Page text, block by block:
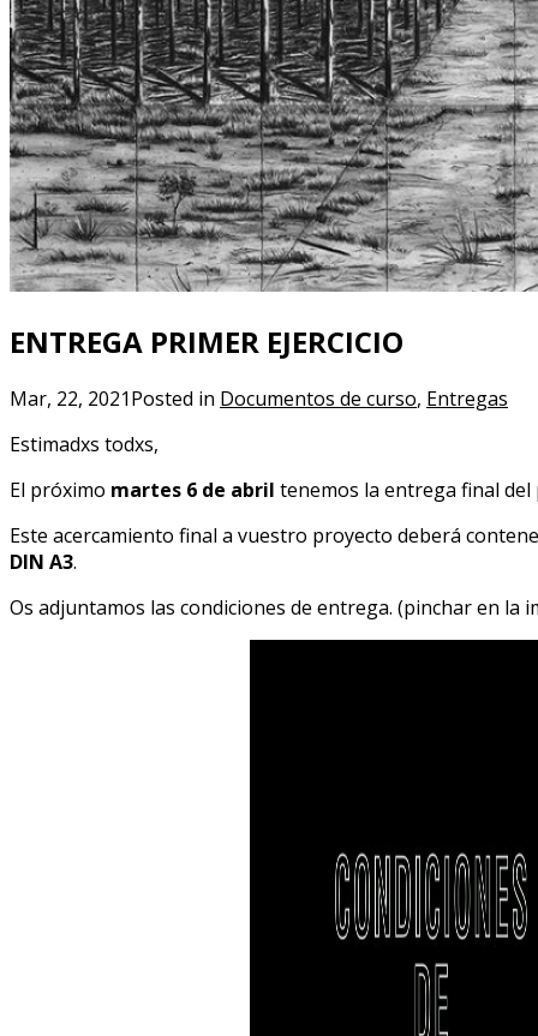
ENTREGA PRIMER EJERCICIO
Mar, 22, 2021Posted in Documentos de curso, Entregas
Estimadxs todxs,
El próximo martes 6 de abril tenemos la entrega final del
Este acercamiento final a vuestro proyecto deberá
DIN A3.
Os adjuntamos las condiciones de entrega. (pinchar en la